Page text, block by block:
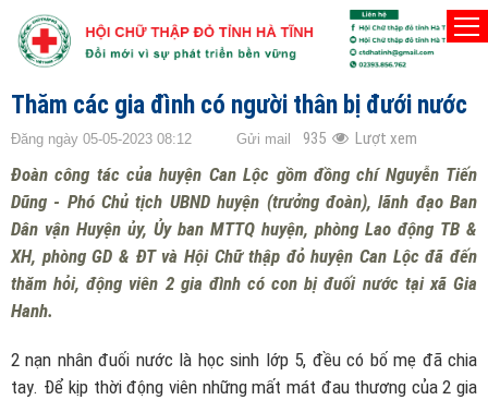
TRANG CHỦ
Thăm các gia đình có người thân bị đưới nước
Đăng ngày 05-05-2023 08:12 Gửi mail 935 Lượt xem
Đoàn công tác của huyện Can Lộc gồm đồng chí Nguyễn Tiến
Dũng - Phó Chủ tịch UBND huyện (trưởng đoàn), lãnh đạo Ban
Dân vận Huyện ủy, Ủy ban MTTQ huyện, phòng Lao động TB &
XH, phòng GD & ĐT và Hội Chữ thập đỏ huyện Can Lộc đã đến
thăm hỏi, động viên 2 gia đình có con bị đuối nước tại xã Gia
Hanh.
2 nạn nhân đuối nước là học sinh lớp 5, đều có bố mẹ đã chia
tay. Để kịp thời động viên những mất mát đau thương của 2 gia